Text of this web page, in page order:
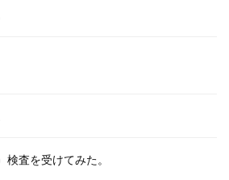
査を受けてみた。